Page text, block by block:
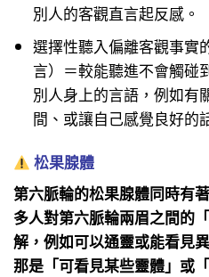
別人的客觀直言起反感。
選擇性聽入偏離客觀事實
言）＝較能聽進不會觸碰
別人身上的言語，例如有
間、或讓自己感覺良好的
松果腺體
第六脈輪的松果腺體同時有
多人對第六脈輪兩眉之間的
解，例如可以通靈或能看見
那是「可看見某些靈體」或